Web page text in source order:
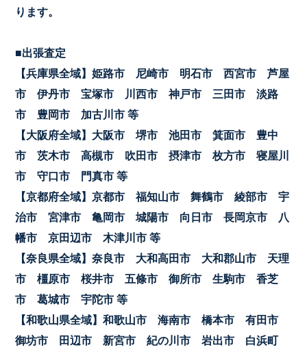
ります。
■出張査定
【兵庫県全域】姫路市 尼崎市 明石市 西宮市 芦屋
市 伊丹市 宝塚市 川西市 神戸市 三田市 淡路
市 豊岡市 加古川市 等
【大阪府全域】大阪市 堺市 池田市 箕面市 豊中
市 茨木市 高槻市 吹田市 摂津市 枚方市 寝屋川
市 守口市 門真市 等
【京都府全域】京都市 福知山市 舞鶴市 綾部市 宇
治市 宮津市 亀岡市 城陽市 向日市 長岡京市 八
幡市 京田辺市 木津川市 等
【奈良県全域】奈良市 大和高田市 大和郡山市 天理
市 橿原市 桜井市 五條市 御所市 生駒市 香芝
市 葛城市 宇陀市 等
【和歌山県全域】和歌山市 海南市 橋本市 有田市
御坊市 田辺市 新宮市 紀の川市 岩出市 白浜町